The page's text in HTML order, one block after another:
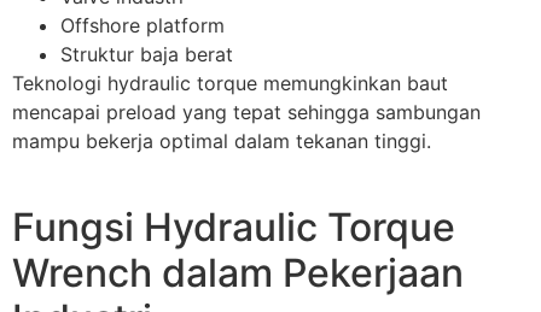
Offshore platform
Struktur baja berat
Teknologi hydraulic torque memungkinkan baut
mencapai preload yang tepat sehingga sambungan
mampu bekerja optimal dalam tekanan tinggi.
Fungsi Hydraulic Torque
Wrench dalam Pekerjaan